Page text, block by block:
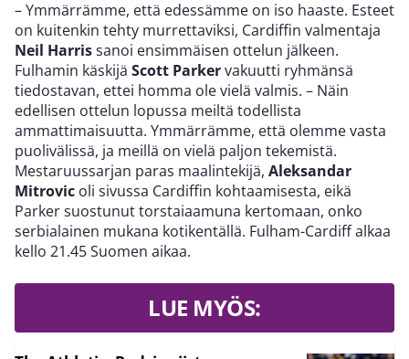
– Ymmärrämme, että edessämme on iso haaste. Esteet
on kuitenkin tehty murrettaviksi, Cardiffin valmentaja
Neil Harrissanoi ensimmäisen ottelun jälkeen.
Fulhamin käskijä Scott Parkervakuutti ryhmänsä
tiedostavan, ettei homma ole vielä valmis. – Näin
edellisen ottelun lopussa meiltä todellista
ammattimaisuutta. Ymmärrämme, että olemme vasta
puolivälissä, ja meillä on vielä paljon tekemistä.
Mestaruussarjan paras maalintekijä, Aleksandar
Mitrovic oli sivussa Cardiffin kohtaamisesta, eikä
Parker suostunut torstaiaamuna kertomaan, onko
serbialainen mukana kotikentällä. Fulham-Cardiff alkaa
kello 21.45 Suomen aikaa.
LUE MYÖS: